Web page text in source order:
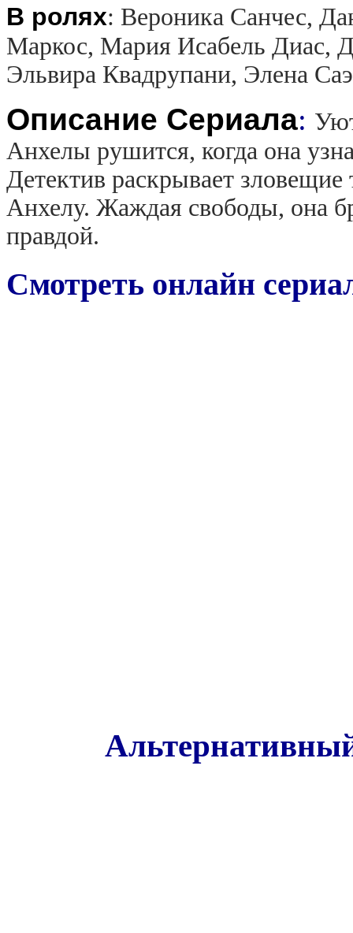
В ролях: Вероника Санчес,
Маркос, Мария Исабель Диас,
Эльвира Квадрупани, Элена
Описание Сериала:
Анхелы рушится, когда она
Детектив раскрывает
Анхелу. Жаждая свободы, она
правдой.
Смотреть онлайн